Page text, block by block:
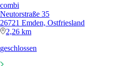
combi
Neutorstraße 35
26721 Emden, Ostfriesland
2,26 km
geschlossen